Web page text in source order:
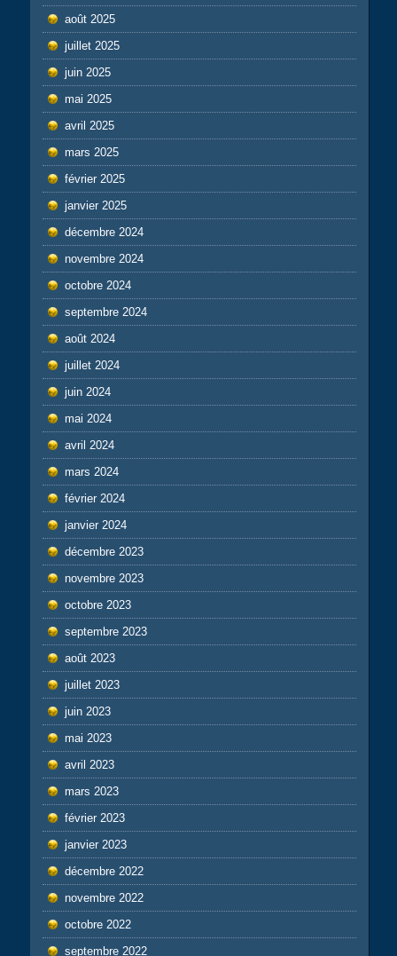
août 2025
juillet 2025
juin 2025
mai 2025
avril 2025
mars 2025
février 2025
janvier 2025
décembre 2024
novembre 2024
octobre 2024
septembre 2024
août 2024
juillet 2024
juin 2024
mai 2024
avril 2024
mars 2024
février 2024
janvier 2024
décembre 2023
novembre 2023
octobre 2023
septembre 2023
août 2023
juillet 2023
juin 2023
mai 2023
avril 2023
mars 2023
février 2023
janvier 2023
décembre 2022
novembre 2022
octobre 2022
septembre 2022